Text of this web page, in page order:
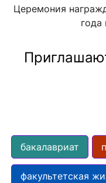
Церемония
года
бакалавриат
факультетская